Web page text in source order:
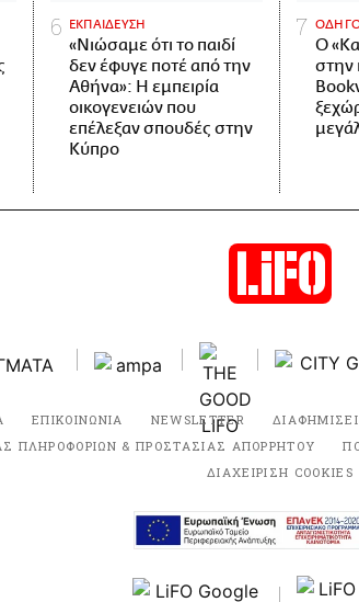
ΕΚΠΑΙΔΕΥΣΗ
«Νιώσαμε ότι το παιδί
δεν έφυγε ποτέ από την
Αθήνα»: Η εμπειρία
οικογενειών που
επέλεξαν σπουδές στην
Κύπρο
Ο
στην
ΕΠΙΚΟΙΝΩΝΙΑ NEWSLETTER
ΠΛΗΡΟΦΟΡΙΩΝ & ΠΡΟΣΤΑΣΙΑΣ ΑΠΟΡΡΗΤΟΥ
ΔΙΑΧΕΙΡΙΣΗ COOKIES